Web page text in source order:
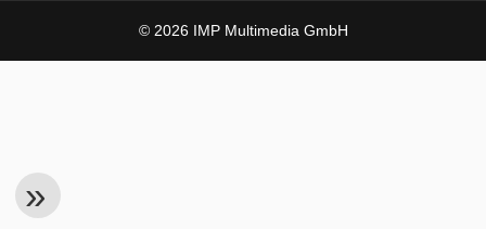
© 2026 IMP Multimedia GmbH